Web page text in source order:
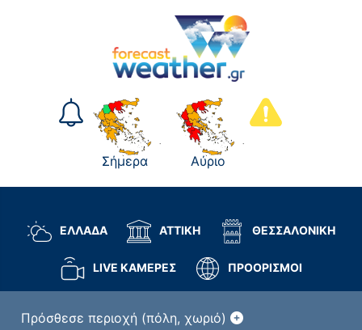
Σήμερα Αύριο
ΕΛΛΑΔΑ ΑΤΤΙΚΗ ΘΕΣΣΑΛΟΝΙΚΗ
LIVE ΚΑΜΕΡΕΣ ΠΡΟΟΡΙΣΜΟΙ
Πρόσθεσε περιοχή (πόλη, χωριό)